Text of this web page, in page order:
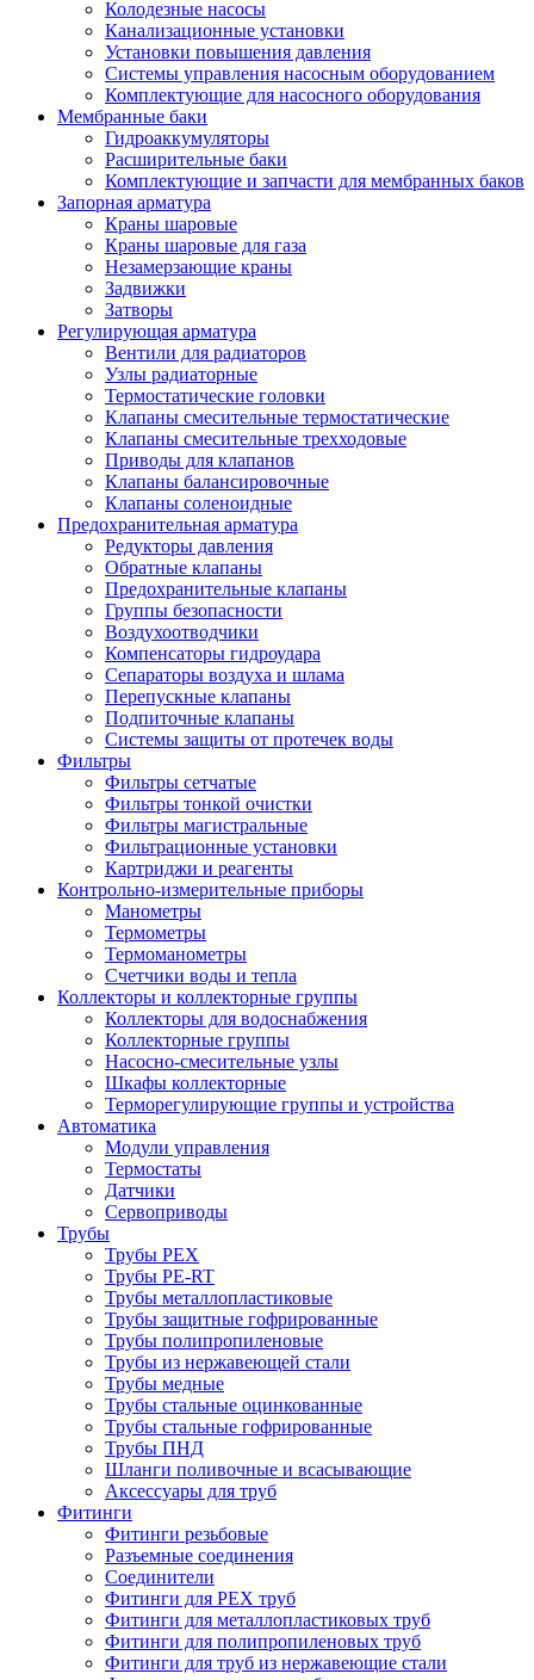
Колодезные насосы
Канализационные установки
Установки повышения давления
Системы управления насосным оборудованием
Комплектующие для насосного оборудования
Мембранные баки
Гидроаккумуляторы
Расширительные баки
Комплектующие и запчасти для мембранных баков
Запорная арматура
Краны шаровые
Краны шаровые для газа
Незамерзающие краны
Задвижки
Затворы
Регулирующая арматура
Вентили для радиаторов
Узлы радиаторные
Термостатические головки
Клапаны смесительные термостатические
Клапаны смесительные трехходовые
Приводы для клапанов
Клапаны балансировочные
Клапаны соленоидные
Предохранительная арматура
Редукторы давления
Обратные клапаны
Предохранительные клапаны
Группы безопасности
Воздухоотводчики
Компенсаторы гидроудара
Сепараторы воздуха и шлама
Перепускные клапаны
Подпиточные клапаны
Системы защиты от протечек воды
Фильтры
Фильтры сетчатые
Фильтры тонкой очистки
Фильтры магистральные
Фильтрационные установки
Картриджи и реагенты
Контрольно-измерительные приборы
Манометры
Термометры
Термоманометры
Счетчики воды и тепла
Коллекторы и коллекторные группы
Коллекторы для водоснабжения
Коллекторные группы
Насосно-смесительные узлы
Шкафы коллекторные
Терморегулирующие группы и устройства
Автоматика
Модули управления
Термостаты
Датчики
Сервоприводы
Трубы
Трубы PEX
Трубы PE-RT
Трубы металлопластиковые
Трубы защитные гофрированные
Трубы полипропиленовые
Трубы из нержавеющей стали
Трубы медные
Трубы стальные оцинкованные
Трубы стальные гофрированные
Трубы ПНД
Шланги поливочные и всасывающие
Аксессуары для труб
Фитинги
Фитинги резьбовые
Разъемные соединения
Соединители
Фитинги для PEX труб
Фитинги для металлопластиковых труб
Фитинги для полипропиленовых труб
Фитинги для труб из нержавеющие стали